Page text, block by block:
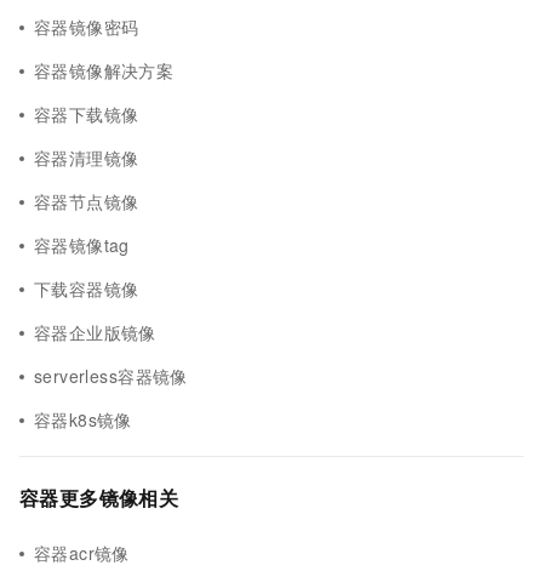
容器镜像密码
容器镜像解决方案
容器下载镜像
容器清理镜像
容器节点镜像
容器镜像tag
下载容器镜像
容器企业版镜像
serverless容器镜像
容器k8s镜像
容器更多镜像相关
容器acr镜像